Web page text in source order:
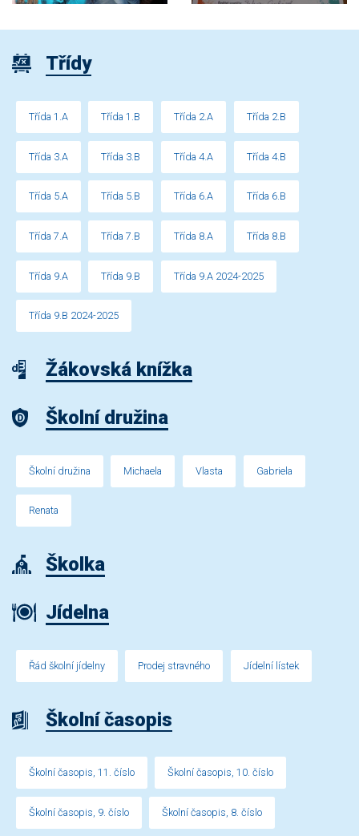
Třídy
Třída 1.A Třída 1.B Třída 2.A Třída 2.B
Třída 3.A Třída 3.B Třída 4.A Třída 4.B
Třída 5.A Třída 5.B Třída 6.A Třída 6.B
Třída 7.A Třída 7.B Třída 8.A Třída 8.B
Třída 9.A Třída 9.B Třída 9.A 2024-2025
Třída 9.B 2024-2025
Žákovská knížka
Školní družina
Školní družina Michaela Vlasta Gabriela
Renata
Školka
Jídelna
Řád školní jídelny Prodej stravného Jídelní lístek
Školní časopis
Školní časopis, 11. číslo Školní časopis, 10. číslo
Školní časopis, 9. číslo Školní časopis, 8. číslo